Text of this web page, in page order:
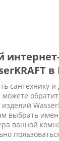
в
сантехнику и
можете
выбрать
ванной